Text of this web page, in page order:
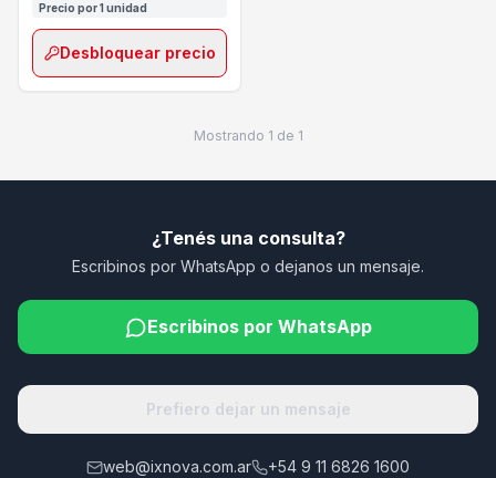
Precio por 1 unidad
Desbloquear precio
Mostrando 1 de 1
¿Tenés una consulta?
Escribinos por WhatsApp o dejanos un mensaje.
Escribinos por WhatsApp
Prefiero dejar un mensaje
web@ixnova.com.ar
+54 9 11 6826 1600